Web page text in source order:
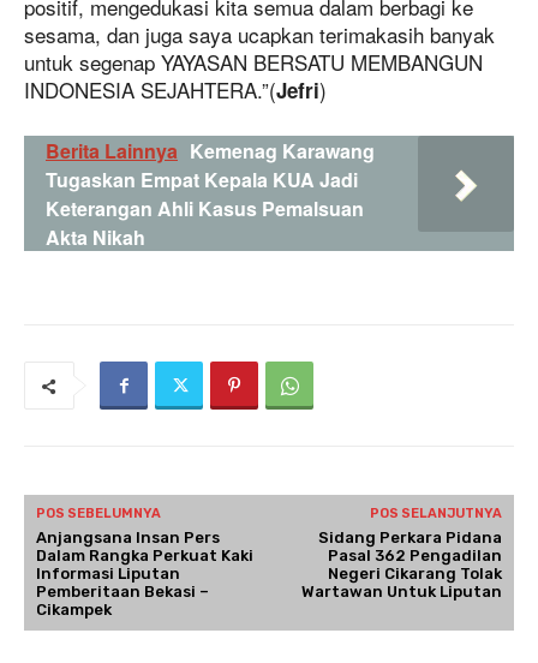
positif, mengedukasi kita semua dalam berbagi ke
sesama, dan juga saya ucapkan terimakasih banyak
untuk segenap YAYASAN BERSATU MEMBANGUN
INDONESIA SEJAHTERA.”(Jefri)
Berita Lainnya Kemenag Karawang
Tugaskan Empat Kepala KUA Jadi
Keterangan Ahli Kasus Pemalsuan
Akta Nikah
POS SEBELUMNYA
Anjangsana Insan Pers
Dalam Rangka Perkuat Kaki
Informasi Liputan
Pemberitaan Bekasi –
Cikampek
POS SELANJUTNYA
Sidang Perkara Pidana
Pasal 362 Pengadilan
Negeri Cikarang Tolak
Wartawan Untuk Liputan